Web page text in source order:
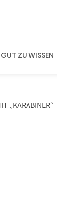
GUT ZU WISSEN
„KARABINER“